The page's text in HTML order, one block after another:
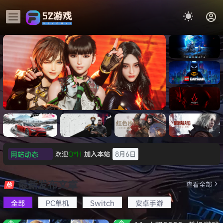
Black
版
《剑星/Stellar Blade》本体
+修改器打包下载 解压即玩
《识质存
在/PRAG
MATA》
免安装中
文版
《乐高蝙
蝠侠：黑
暗骑士之
Legacy
of the
Dark
Knight》
免安装中
文版
影/Assas
sin’s
Creed
Shadow
s》免安装
版，非虚
极限竞
速：地平
线
6（Forza
Horizon
6）免安装
《原子之
心/Atomi
c
Heart》
免安装中
文版
红色沙漠-
虚拟机版
（Crimso
n Desert
HYPERVI
SOR）免
生化危机
9：安魂
曲
（Reside
nt Evil
Requiem
网站动态 欢迎Q*H 加入本站 8月6日
欢迎e******i 加入本站 8月6日
普洱
签到获取 39 点积分 8月6日
欢迎普洱 加入本站 8月6日
欢迎0**3 加入本站
8月6日
加入本站 8月6日
最新发布文章
全部 PC单机 Switch 安卓手游
查看全部